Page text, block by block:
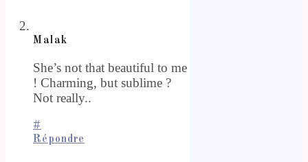
Malak
She’s not that beautiful to me
! Charming, but sublime ?
Not really..
#
Répondre